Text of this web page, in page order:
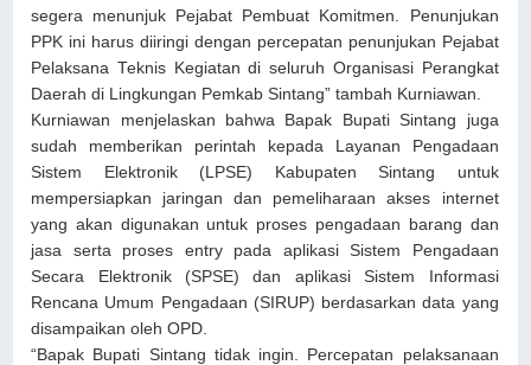
segera menunjuk Pejabat Pembuat Komitmen. Penunjukan
PPK ini harus diiringi dengan percepatan penunjukan Pejabat
Pelaksana Teknis Kegiatan di seluruh Organisasi Perangkat
Daerah di Lingkungan Pemkab Sintang” tambah Kurniawan.
Kurniawan menjelaskan bahwa Bapak Bupati Sintang juga
sudah memberikan perintah kepada Layanan Pengadaan
Sistem Elektronik (LPSE) Kabupaten Sintang untuk
mempersiapkan jaringan dan pemeliharaan akses internet
yang akan digunakan untuk proses pengadaan barang dan
jasa serta proses entry pada aplikasi Sistem Pengadaan
Secara Elektronik (SPSE) dan aplikasi Sistem Informasi
Rencana Umum Pengadaan (SIRUP) berdasarkan data yang
disampaikan oleh OPD.
“Bapak Bupati Sintang tidak ingin. Percepatan pelaksanaan